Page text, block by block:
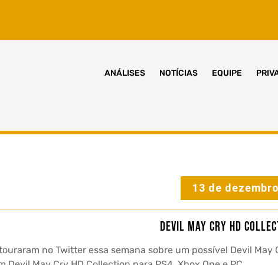
ANÁLISES NOTÍCIAS EQUIPE
13 de
Devil May Cry HD
no Twitter essa semana sobre um possível Devil